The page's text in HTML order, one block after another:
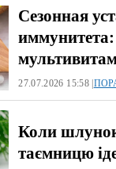
Сезонная
27.07.2026 15:58 |
Коли
таємницю